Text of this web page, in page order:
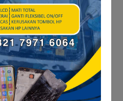
Tanjab Barat
Viral, Korban
Resmi
KE-60 & HUT RI KE-